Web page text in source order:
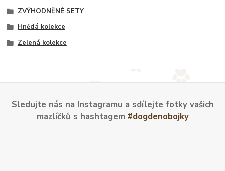
ZVÝHODNĚNÉ SETY
Hnědá kolekce
Zelená kolekce
Sledujte nás na Instagramu a sdílejte fotky vašich
mazlíčků s hashtagem #dogdenobojky